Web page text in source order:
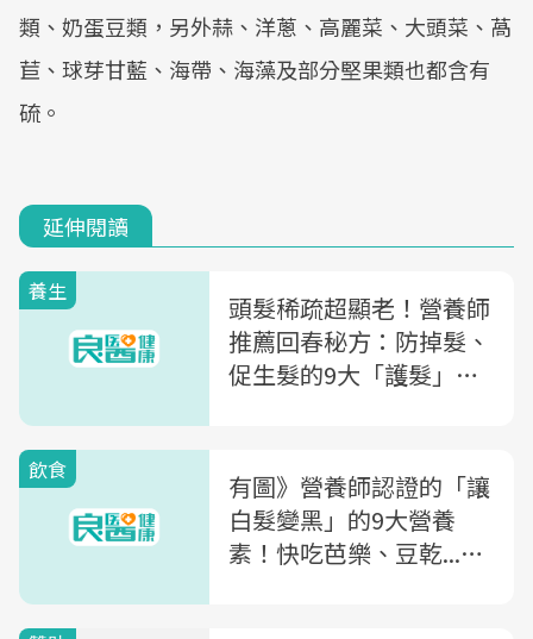
類、奶蛋豆類，另外蒜、洋蔥、高麗菜、大頭菜、萵
苣、球芽甘藍、海帶、海藻及部分堅果類也都含有
硫。
延伸閱讀
養生
頭髮稀疏超顯老！營養師
推薦回春秘方：防掉髮、
促生髮的9大「護髮」食
飲食
有圖》營養師認證的「讓
白髮變黑」的9大營養
素！快吃芭樂、豆乾...有